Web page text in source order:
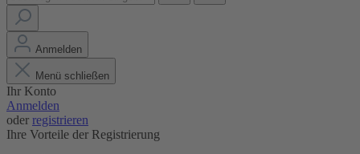
Anmelden
Menü schließen
Ihr Konto
Anmelden
oder registrieren
Ihre Vorteile der Registrierung